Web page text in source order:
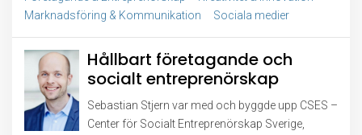
Marknadsföring & Kommunikation
Sociala medier
Hållbart företagande och
socialt entreprenörskap
Sebastian Stjern var med och byggde upp CSES –
Center för Socialt Entreprenörskap Sverige,